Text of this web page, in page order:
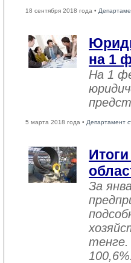
18 сентября 2018 года •
на 1
На 1
5 марта 2018 года • Департамент
За
тенге.
100,6%.